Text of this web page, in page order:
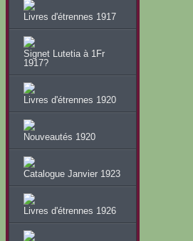
Livres d'étrennes 1917
Signet Lutetia à 1Fr
1917?
Livres d'étrennes 1920
Nouveautés 1920
Catalogue Janvier 1923
Livres d'étrennes 1926